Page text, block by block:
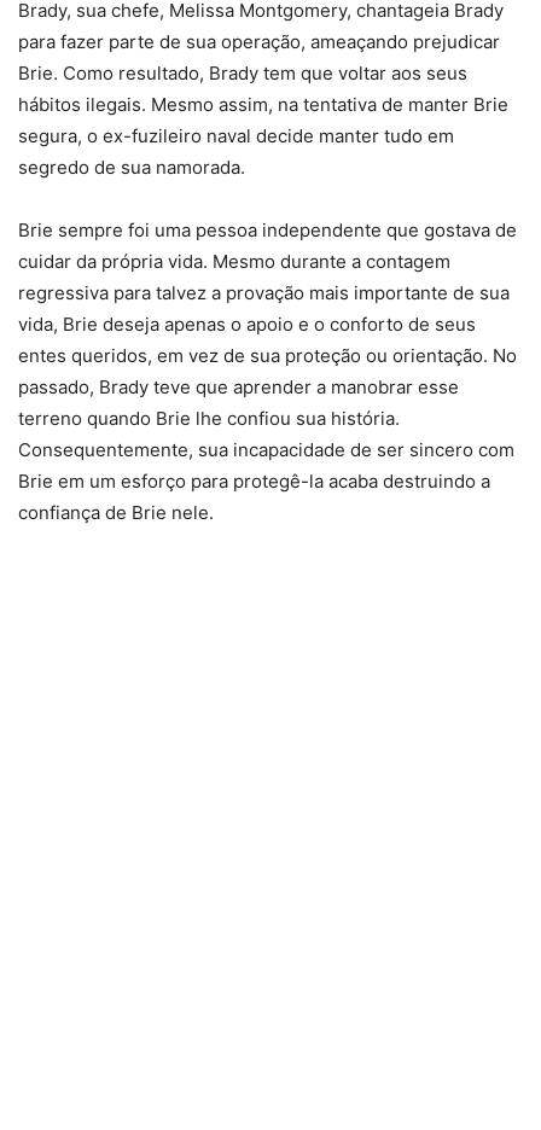
Brady, sua chefe, Melissa Montgomery, chantageia Brady
para fazer parte de sua operação, ameaçando prejudicar
Brie. Como resultado, Brady tem que voltar aos seus
hábitos ilegais. Mesmo assim, na tentativa de manter Brie
segura, o ex-fuzileiro naval decide manter tudo em
segredo de sua namorada.
Brie sempre foi uma pessoa independente que gostava de
cuidar da própria vida. Mesmo durante a contagem
regressiva para talvez a provação mais importante de sua
vida, Brie deseja apenas o apoio e o conforto de seus
entes queridos, em vez de sua proteção ou orientação. No
passado, Brady teve que aprender a manobrar esse
terreno quando Brie lhe confiou sua história.
Consequentemente, sua incapacidade de ser sincero com
Brie em um esforço para protegê-la acaba destruindo a
confiança de Brie nele.